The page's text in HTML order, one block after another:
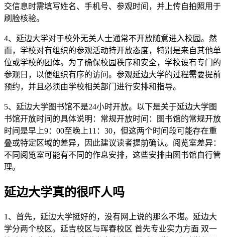
交信息时需填写姓名、手机号、参观时间，并上传自拍照用于
刷脸核验。
4、延边大学对于校外无关人士通常不开放随意进入校园。然
而，学校对有组织的参观活动持开放态度，特别是来自其他单
位或学校的团体。为了确保校园秩序和安全，学校设有专门的
参观日，以便组织有序的访问。参观延边大学的过程需要提前
预约，并且必须由学校相关部门进行安排和指导。
5、延边大学图书馆不是24小时开放。以下是关于延边大学图
书馆开放时间的具体说明：常规开放时间：图书馆的常规开放
时间是早上9：00至晚上11：30，但这两个时间段可能存在重
叠或特定区域的差异，因此建议读者提前确认。阅览室差异：
不同阅览室可能有不同的作息安排，这些安排由图书馆自行管
理。
延边大学真的很吓人吗
1、首先，延边大学挺好的，没有网上说的那么不堪。延边大
学分两个校区。延吉校区与珲春校区 首先专业实力方面 双一